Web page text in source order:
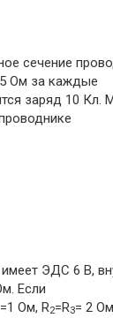
сечение
Ом за каждые
заряд 10 Кл.
ЭДС 6 В,
Если
=1 Ом, R2=R3= 2